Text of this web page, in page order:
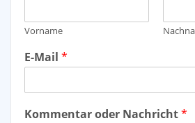
Vorname
E-Mail *
Kommentar oder Nachricht*